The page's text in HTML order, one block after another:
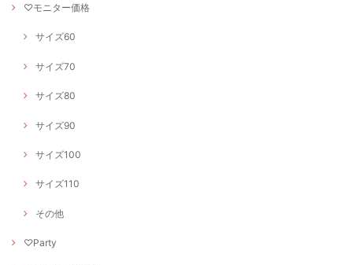
♡モニター価格
サイズ60
サイズ70
サイズ80
サイズ90
サイズ100
サイズ110
その他
♡Party